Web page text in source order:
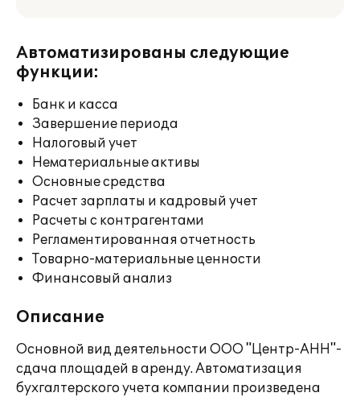
Автоматизированы следующие
функции:
Банк и касса
Завершение периода
Налоговый учет
Нематериальные активы
Основные средства
Расчет зарплаты и кадровый учет
Расчеты с контрагентами
Регламентированная отчетность
Товарно-материальные ценности
Финансовый анализ
Описание
Основной вид деятельности ООО "Центр-АНН"-
сдача площадей в аренду. Автоматизация
бухгалтерского учета компании произведена